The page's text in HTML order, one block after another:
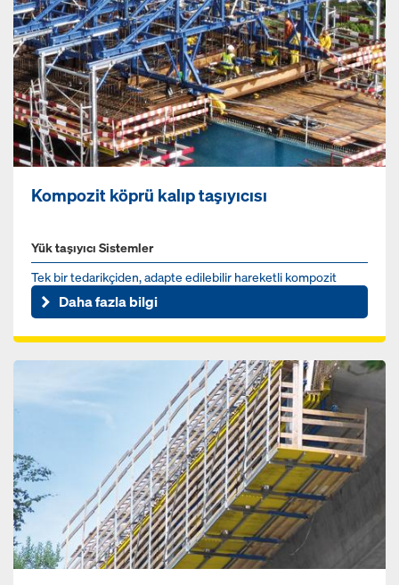
Kompozit köprü kalıp taşıyıcısı
Yük taşıyıcı Sistemler
Tek bir tedarikçiden, adapte edilebilir hareketli kompozit
köprü güverte kalıbı
Daha fazla bilgi